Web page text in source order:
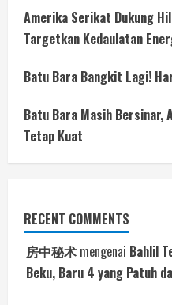
Amerika Serikat Dukung
Targetkan Kedaulatan
Batu Bara Bangkit Lagi!
Batu Bara Masih
Tetap Kuat
RECENT COMMENTS
房中秘术 mengenai Bahlil
Beku, Baru 4 yang Patuh